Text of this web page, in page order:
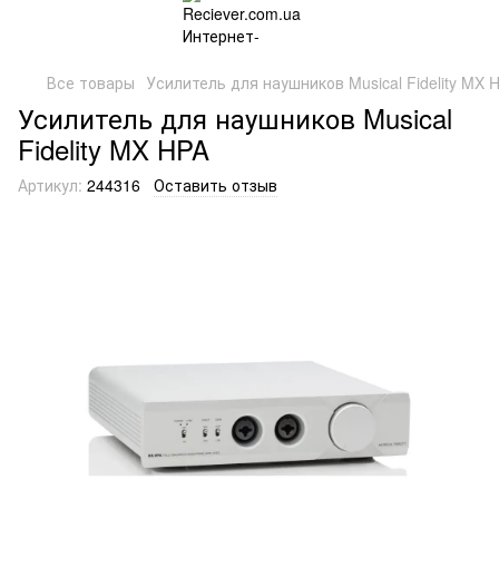
Все товары Усилитель для наушников Musical Fidelity MX
Усилитель для наушников Musical
Fidelity MX HPA
Артикул: 244316 Оставить отзыв